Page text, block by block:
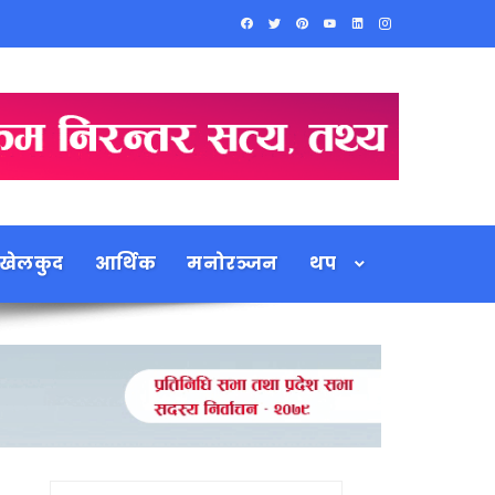
आर्थिक मनोरञ्जन थप